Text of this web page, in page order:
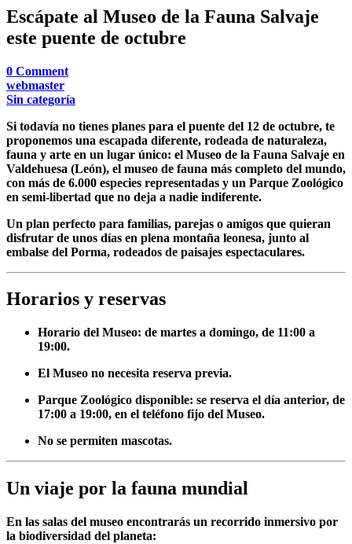
Escápate al Museo de la Fauna Salvaje
este puente de octubre
0 Comment
webmaster
Sin categoría
Si todavía no tienes planes para el puente del 12 de octubre, te
proponemos una escapada diferente, rodeada de naturaleza,
fauna y arte en un lugar único: el Museo de la Fauna Salvaje en
Valdehuesa (León), el museo de fauna más completo del mundo,
con más de 6.000 especies representadas y un Parque Zoológico
en semi-libertad que no deja a nadie indiferente.
Un plan perfecto para familias, parejas o amigos que quieran
disfrutar de unos días en plena montaña leonesa, junto al
embalse del Porma, rodeados de paisajes espectaculares.
Horarios y reservas
Horario del Museo: de martes a domingo, de 11:00 a
19:00.
El Museo no necesita reserva previa.
Parque Zoológico disponible: se reserva el día anterior, de
17:00 a 19:00, en el teléfono fijo del Museo.
No se permiten mascotas.
Un viaje por la fauna mundial
En las salas del museo encontrarás un recorrido inmersivo por
la biodiversidad del planeta: